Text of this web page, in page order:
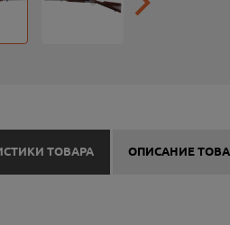
ТОВАРА ОПИСАНИЕ